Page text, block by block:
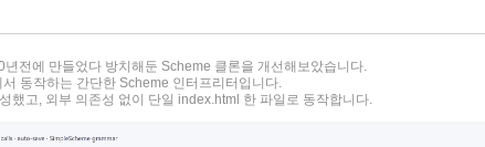
년전에 만들었다 방치해둔 Scheme 클론을 개선해보았습니다.
동작하는 간단한 Scheme 인터프리터입니다.
했고, 외부 의존성 없이 단일 index.html 한 파일로 동작합니다.